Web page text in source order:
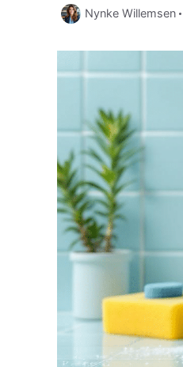
Nynke Willemsen